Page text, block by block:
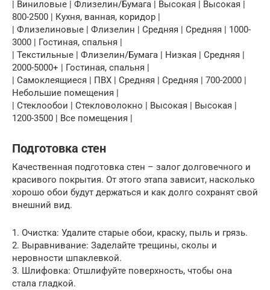
| Виниловые | Флизелин/Бумага | Высокая | Высокая |
800-2500 | Кухня, ванная, коридор |
| Флизелиновые | Флизелин | Средняя | Средняя | 1000-
3000 | Гостиная, спальня |
| Текстильные | Флизелин/Бумага | Низкая | Средняя |
2000-5000+ | Гостиная, спальня |
| Самоклеящиеся | ПВХ | Средняя | Средняя | 700-2000 |
Небольшие помещения |
| Стеклообои | Стекловолокно | Высокая | Высокая |
1200-3500 | Все помещения |
Подготовка стен
Качественная подготовка стен – залог долговечного и
красивого покрытия. От этого этапа зависит, насколько
хорошо обои будут держаться и как долго сохранят свой
внешний вид.
1. Очистка: Удалите старые обои, краску, пыль и грязь.
2. Выравнивание: Заделайте трещины, сколы и
неровности шпаклевкой.
3. Шлифовка: Отшлифуйте поверхность, чтобы она
стала гладкой.